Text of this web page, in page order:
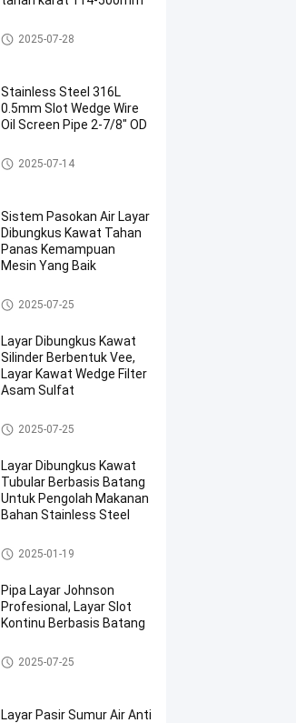
Layar Kawat Johnson Vee
2025-07-28
Stainless Steel 316L
0.5mm Slot Wedge Wire
Oil Screen Pipe 2-7/8" OD
Layar Kawat Wedge Johnson
2025-07-14
Sistem Pasokan Air Layar
Dibungkus Kawat Tahan
Panas Kemampuan
Mesin Yang Baik
Layar Dibungkus Kawat
2025-07-25
Layar Dibungkus Kawat
Silinder Berbentuk Vee,
Layar Kawat Wedge Filter
Asam Sulfat
Layar Dibungkus Kawat
2025-07-25
Layar Dibungkus Kawat
Tubular Berbasis Batang
Untuk Pengolah Makanan
Bahan Stainless Steel
Layar Dibungkus Kawat
2025-01-19
Pipa Layar Johnson
Profesional, Layar Slot
Kontinu Berbasis Batang
Layar Dibungkus Kawat
2025-07-25
Layar Pasir Sumur Air Anti